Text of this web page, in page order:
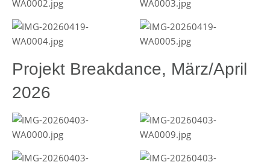
Projekt Breakdance, März/April
2026